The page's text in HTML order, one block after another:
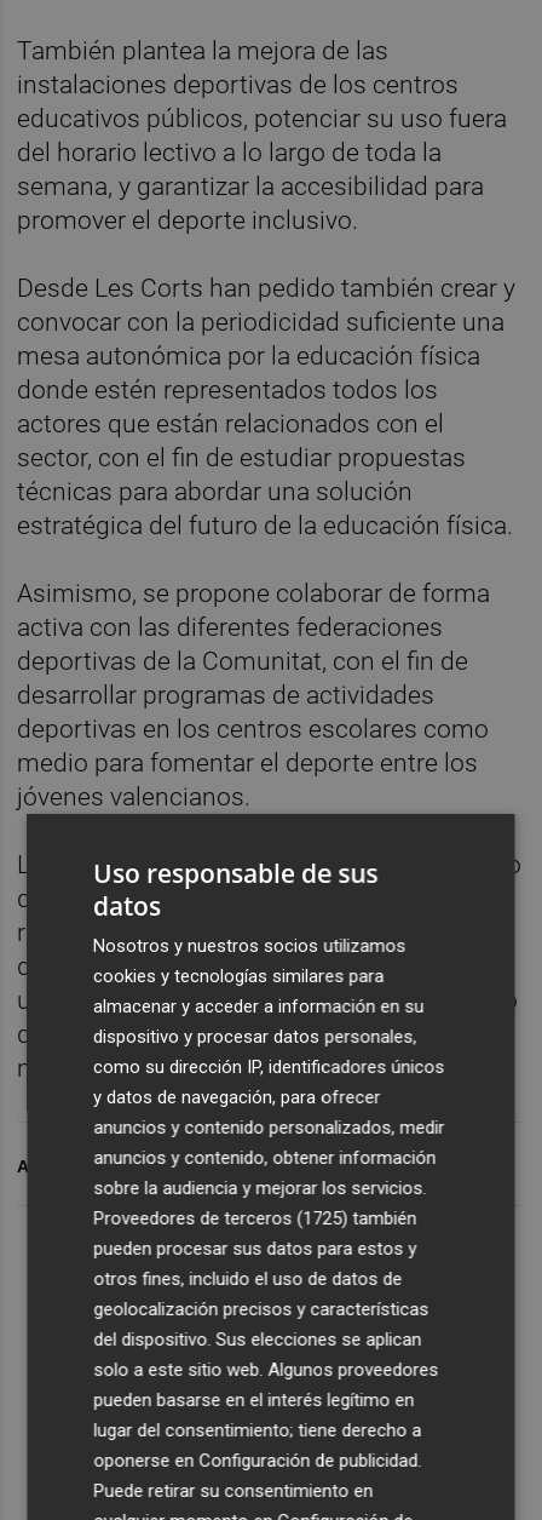
También plantea la mejora de las
instalaciones deportivas de los centros
educativos públicos, potenciar su uso fuera
del horario lectivo a lo largo de toda la
semana, y garantizar la accesibilidad para
promover el deporte inclusivo.
Desde Les Corts han pedido también crear y
convocar con la periodicidad suficiente una
mesa autonómica por la educación física
donde estén representados todos los
actores que están relacionados con el
sector, con el fin de estudiar propuestas
técnicas para abordar una solución
estratégica del futuro de la educación física.
Asimismo, se propone colaborar de forma
activa con las diferentes federaciones
deportivas de la Comunitat, con el fin de
desarrollar programas de actividades
deportivas en los centros escolares como
medio para fomentar el deporte entre los
jóvenes valencianos.
La diputada de CsRosa Menorha destacado
que los escolares y jóvenes "deberían
realizar, como mínimo, sesenta minutos
diarios de actividad física, combinada con
una adecuada alimentación", y ha lamentado
que el tiempo destinado actualmente a esta
materia en España sea "muy inferior".
ARCHIVADO EN EDUCACIÓ
Uso responsable de sus
datos
Nosotros y nuestros socios utilizamos
cookies y tecnologías similares para
almacenar y acceder a información en su
dispositivo y procesar datos personales,
como su dirección IP, identificadores únicos
y datos de navegación, para ofrecer
anuncios y contenido personalizados, medir
anuncios y contenido, obtener información
sobre la audiencia y mejorar los servicios.
Proveedores de terceros (1725) también
pueden procesar sus datos para estos y
otros fines, incluido el uso de datos de
geolocalización precisos y características
del dispositivo. Sus elecciones se aplican
solo a este sitio web. Algunos proveedores
pueden basarse en el interés legítimo en
lugar del consentimiento; tiene derecho a
oponerse enConfiguración de publicidad
Puede retirar su consentimiento en